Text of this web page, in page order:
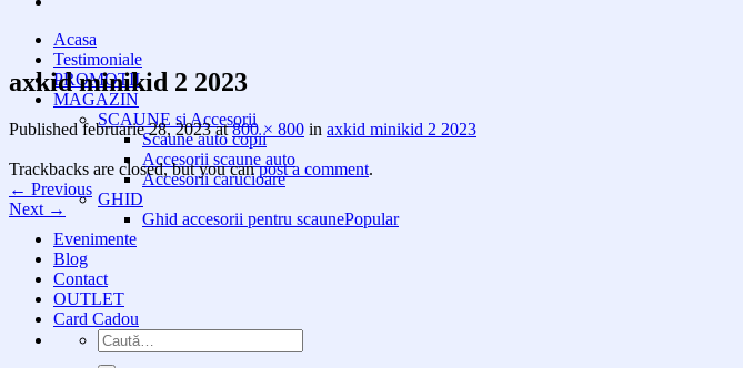
Acasa
Testimoniale
PROMOTII
MAGAZIN
SCAUNE si Accesorii
Scaune auto copii
Accesorii scaune auto
Accesorii carucioare
GHID
Ghid accesorii pentru scaune
Evenimente
Blog
Contact
OUTLET
Card Cadou
Caută
după:
axkid minikid 2 2023
Publishedfebruarie 28, 2023at800 × 800 in axkid minikid 2 2023
Trackbacks are closed, but you canpost a comment.
← Previous
Next →